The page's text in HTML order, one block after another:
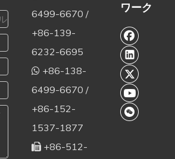
6499-6670 /
+86-139-
6232-6695
 +86-138-
6499-6670 /
+86-152-
1537-1877
+86-512-
ワーク